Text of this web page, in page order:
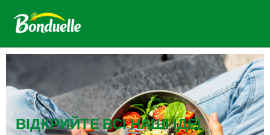
ВІДКРИЙТЕ ВСІ НАШІ ІДЕЇ